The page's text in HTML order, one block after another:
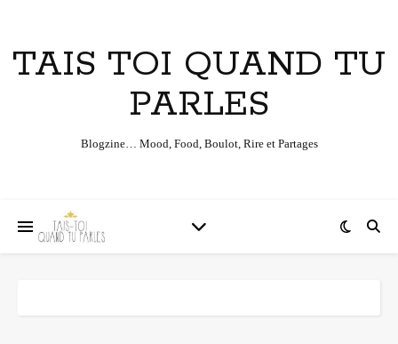
TAIS TOI QUAND TU
PARLES
Blogzine… Mood, Food, Boulot, Rire et Partages